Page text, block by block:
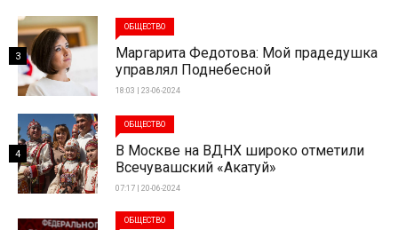
ОБЩЕСТВО
Маргарита Федотова: Мой прадедушка
управлял Поднебесной
18:03 | 23-06-2024
3
ОБЩЕСТВО
В Москве на ВДНХ широко отметили
Всечувашский «Акатуй»
07:17 | 20-06-2024
4
ОБЩЕСТВО